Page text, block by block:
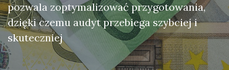
pozwala zoptymalizować przygotowania,
dzięki czemu audyt przebiega szybciej i
skuteczniej